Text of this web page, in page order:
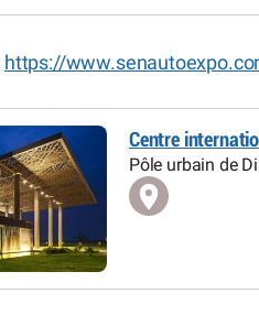
https://
Centre
Pôle urbain de